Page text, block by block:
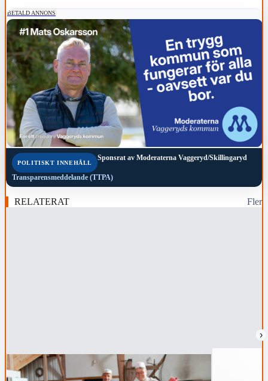
BETALD ANNONS
POLITISKT INNEHÅLL
Sponsrat av Moderaterna Vaggeryd/Skillingaryd
Transparensmeddelande (TTPA)
RELATERAT Fler
›